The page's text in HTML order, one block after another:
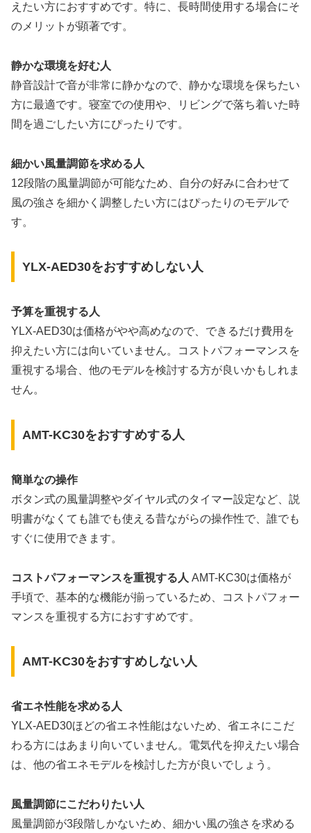
えたい方におすすめです。特に、長時間使用する場合にそ
のメリットが顕著です。
静かな環境を好む人
静音設計で音が非常に静かなので、静かな環境を保ちたい
方に最適です。寝室での使用や、リビングで落ち着いた時
間を過ごしたい方にぴったりです。
細かい風量調節を求める人
12段階の風量調節が可能なため、自分の好みに合わせて
風の強さを細かく調整したい方にはぴったりのモデルで
す。
YLX-AED30をおすすめしない人
予算を重視する人
YLX-AED30は価格がやや高めなので、できるだけ費用を
抑えたい方には向いていません。コストパフォーマンスを
重視する場合、他のモデルを検討する方が良いかもしれま
せん。
AMT-KC30をおすすめする人
簡単なの操作
ボタン式の風量調整やダイヤル式のタイマー設定など、説
明書がなくても誰でも使える昔ながらの操作性で、誰でも
すぐに使用できます。
コストパフォーマンスを重視する人 AMT-KC30は価格が
手頃で、基本的な機能が揃っているため、コストパフォー
マンスを重視する方におすすめです。
AMT-KC30をおすすめしない人
省エネ性能を求める人
YLX-AED30ほどの省エネ性能はないため、省エネにこだ
わる方にはあまり向いていません。電気代を抑えたい場合
は、他の省エネモデルを検討した方が良いでしょう。
風量調節にこだわりたい人
風量調節が3段階しかないため、細かい風の強さを求める